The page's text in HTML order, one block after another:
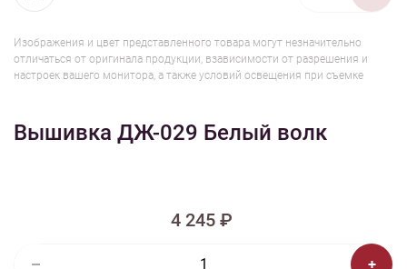
Изображения и цвет представленного товара могут незначительно
отличаться от оригинала продукции, взависимости от разрешения и
настроек вашего монитора, а также условий освещения при съемке
Вышивка ДЖ-029 Белый волк
4 245 ₽